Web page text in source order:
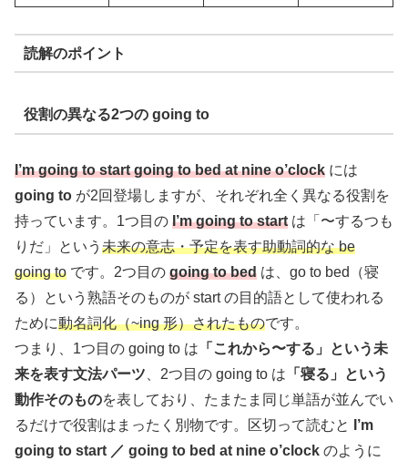
読解のポイント
役割の異なる2つの going to
I’m going to start going to bed at nine o’clock には
going to が2回登場しますが、それぞれ全く異なる役割を
持っています。1つ目の I’m going to start は「〜するつも
りだ」という 未来の意志・予定を表す助動詞的な be
going to です。2つ目の going to bed は、go to bed（寝
る）という熟語そのものが start の目的語として使われる
ために動名詞化（~ing 形）されたものです。
つまり、1つ目の going to は 「これから〜する」という未
来を表す文法パーツ、2つ目の going to は 「寝る」という
動作そのものを表しており、たまたま同じ単語が並んでい
るだけで役割はまったく別物です。区切って読むと
I’m
going to start ／ going to bed at nine o’clock のように